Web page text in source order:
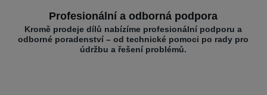
Profesionální a odborná podpora
Kromě prodeje dílů nabízíme profesionální podporu a
odborné poradenství – od technické pomoci po rady pro
údržbu a řešení problémů.